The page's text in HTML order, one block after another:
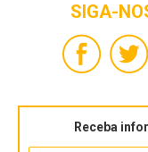
SIGA-
Receba